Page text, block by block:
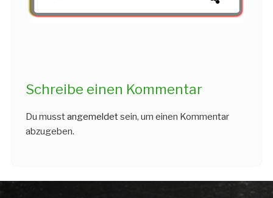
Schreibe einen Kommentar
Du musstangemeldetsein, um einen Kommentar
abzugeben.